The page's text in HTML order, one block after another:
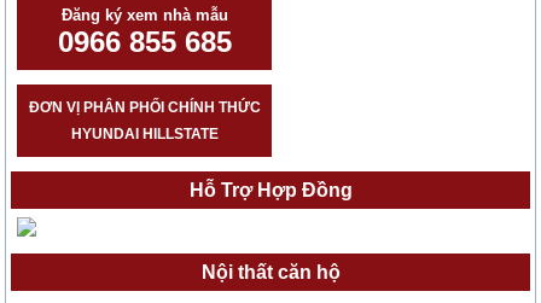
Đăng ký xem nhà mẫu
0966 855 685
ĐƠN VỊ PHÂN PHỐI CHÍNH THỨC
HYUNDAI HILLSTATE
Hỗ Trợ Hợp Đồng
Nội thất căn hộ